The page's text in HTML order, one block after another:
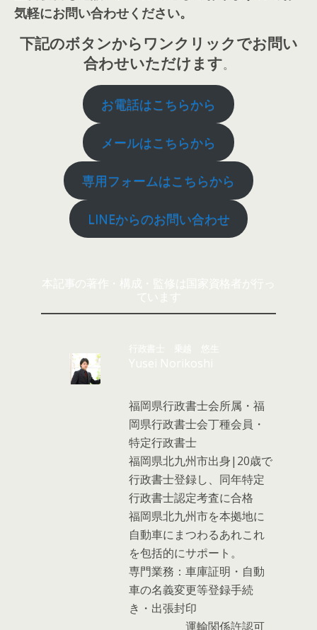
気軽にお問い合わせください。
下記のボタンからワンクリックでお問い
合わせいただけます。
お電話はこちらから
メールはこちらから
専用フォームはこちらから
LINEからのお問い合わせ
本記事の著作・構成・監修は国家資格者が行っ
ています
行政書士 乗越 悠生
Yusei Norikoshi
福岡県行政書士会所属・福
岡県行政書士会丁種会員・
特定行政書士
福岡県北九州市出身|20歳で
行政書士登録し、同年特定
行政書士認定考査に合格
福岡県北九州市を本拠地に
自動車にまつわるあれこれ
を包括的にサポート。
専門業務：車庫証明・自動
車の名義変更等登録手続
き・出張封印
運輸関係許認可